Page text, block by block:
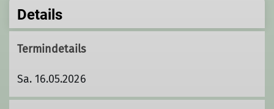
Details
Termindetails
Sa. 16.05.2026